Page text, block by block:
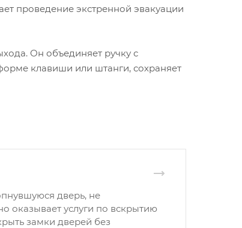
проведение экстренной эвакуации
Он объединяет ручку с
клавиши или штанги, сохраняет
дверь, не
оказывает услуги по вскрытию
замки дверей без